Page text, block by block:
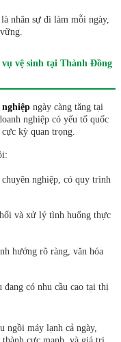
nhân sự đi làm mỗi ngày,
vệ sinh tại Thành Đồng
nghiệp ngày càng tăng tại
nghiệp có yếu tố quốc
kỳ quan trọng.
nghiệp, có quy trình
và xử lý tình huống thực
hướng rõ ràng, văn hóa
có nhu cầu cao tại thị
ngồi máy lạnh cả ngày,